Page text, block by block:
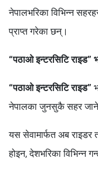
नेपालभरिका विभिन्न
प्राप्त गरेका छन्।
“पठाओ इन्टरसिटि राइड”
“पठाओ इन्टरसिटि राइड”
नेपालका जुनसुकै सहर जाने
यस सेवामार्फत अब
होइन, देशभरिका विभिन्न